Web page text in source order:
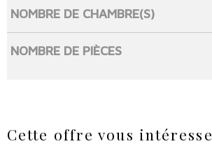
NOMBRE DE CHAMBRE(S)
NOMBRE DE PIÈCES
Cette offre vous intéresse